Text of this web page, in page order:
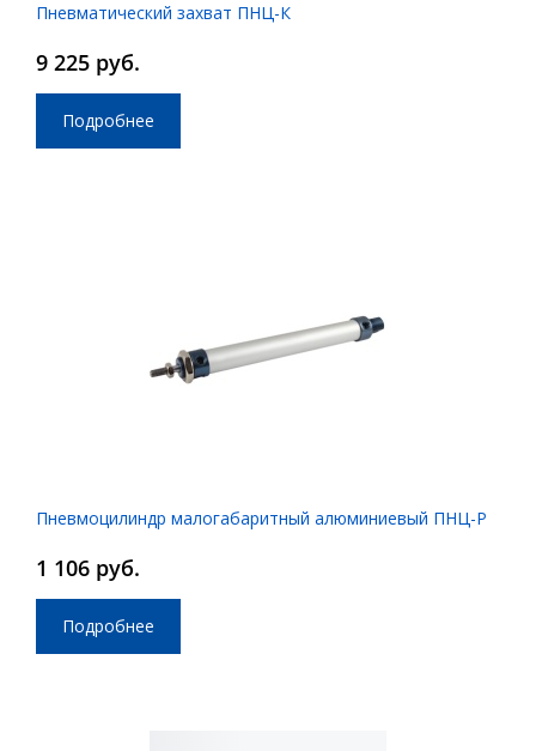
Пневматический захват ПНЦ-К
9 225 руб.
Подробнее
Пневмоцилиндр малогабаритный алюминиевый ПНЦ-Р
1 106 руб.
Подробнее